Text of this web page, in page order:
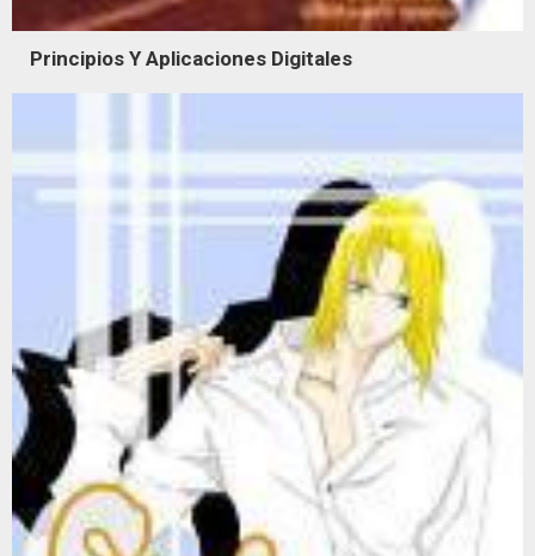
Principios Y Aplicaciones Digitales